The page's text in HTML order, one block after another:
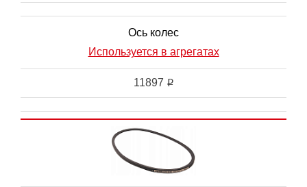
Ось колес
Используется в агрегатах
11897 i